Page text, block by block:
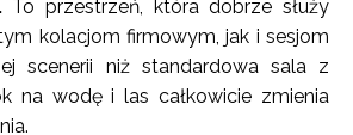
To przestrzeń, która dobrze służy
kolacjom firmowym, jak i sesjom
scenerii niż standardowa sala z
na wodę i las całkowicie zmienia